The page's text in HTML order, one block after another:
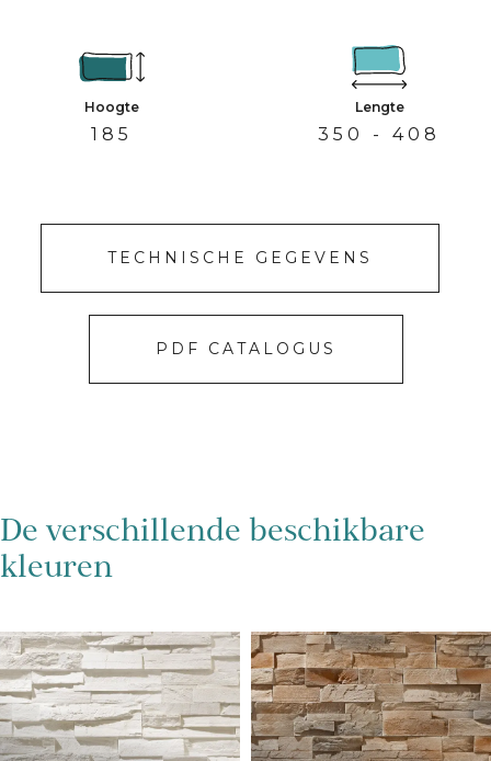
Hoogte
185
Lengte
350 - 408
TECHNISCHE GEGEVENS
PDF CATALOGUS
De verschillende beschikbare
kleuren